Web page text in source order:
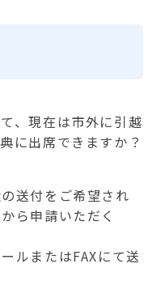
、現在は市外に引越
に出席できますか？
付をご希望され
ら申請いただく
またはFAXにて送